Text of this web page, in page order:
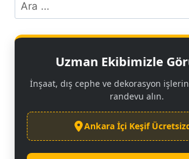
Uzman Ekibimizle
İnşaat, dış cephe ve dekorasyon
randevu alın.
Ankara İçi Keşif